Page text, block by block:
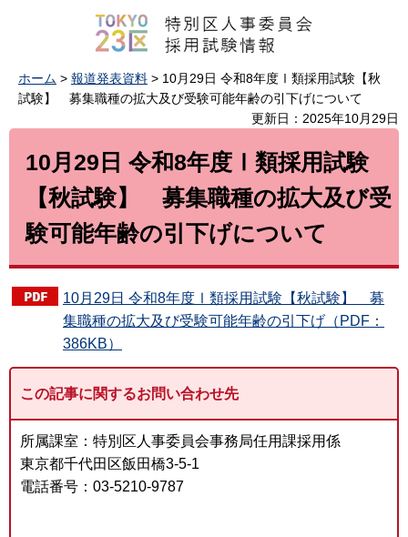
ホーム > 報道発表資料 > 10月29日 令和8年度Ⅰ類採用試験【秋
試験】 募集職種の拡大及び受験可能年齢の引下げについて
更新日：2025年10月29日
10月29日 令和8年度Ⅰ類採用試験
【秋試験】 募集職種の拡大及び受
験可能年齢の引下げについて
10月29日 令和8年度Ⅰ類採用試験【秋試験】 募
集職種の拡大及び受験可能年齢の引下げ（PDF：
386KB）
この記事に関するお問い合わせ先
所属課室：特別区人事委員会事務局任用課採用係
東京都千代田区飯田橋3-5-1
電話番号：03-5210-9787